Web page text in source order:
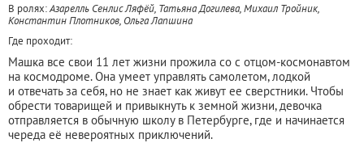
В ролях:Азарелль Сенлис Ляфёй, Татьяна Догилева, Михаил Тройник,
Константин Плотников, Ольга Лапшина
Где проходит:
Машка все свои 11 лет жизни прожила со с отцом-космонавтом
на космодроме. Она умеет управлять самолетом, лодкой
и отвечать за себя, но не знает как живут ее сверстники. Чтобы
обрести товарищей и привыкнуть к земной жизни, девочка
отправляется в обычную школу в Петербурге, где и начинается
череда её невероятных приключений.